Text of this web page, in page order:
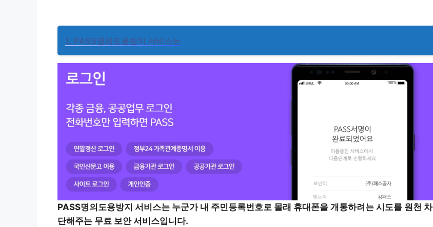
1. PASS명의도용방지 서비스는
PASS명의도용방지 서비스는 누군가 내 주민등록번호로 몰래 휴대폰을 개통하려는 시도를 원천 차
단해주는 무료 보안 서비스입니다.